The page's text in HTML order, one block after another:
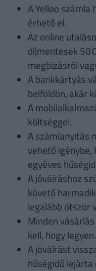
A Yelloo számla
érhető el.
Az online
díjmentesek 50
megbízásról
A bankkártyás
belföldön, akár
A
költséggel.
A számlanyitás
vehető igénybe,
egyéves
A jóváíráshoz
követő
legalább ötször
Minden
kell, hogy legyen.
A jóváírást
hűségidő